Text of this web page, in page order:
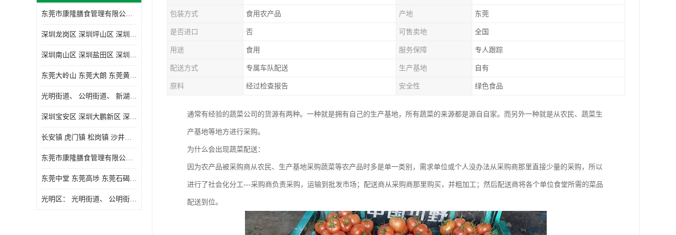
东莞市康隆膳食管理有限公司主要经营蔬菜配送 东莞食堂承包 光明蔬菜配送 深圳市食堂承包 深圳市蔬菜配送等业务 欢迎咨询了解
深圳龙岗区 深圳坪山区 深圳光明区 深圳龙华区
深圳南山区 深圳盐田区 深圳福田区 深圳罗湖区 深圳龙岗区
东莞大岭山 东莞大朗 东莞黄江 东莞樟木头 蔬菜配送
光明街道、 公明街道、 新湖街道、
深圳宝安区 深圳大鹏新区 深圳特别合作区
长安镇 虎门镇 松岗镇 沙井镇 公明镇 莞城街道 南城街道 东城街道 万江街道 石碣镇 石龙镇 茶山镇 石排镇 企石镇 横沥镇
东莞市康隆膳食管理有限公司 长安蔬菜配送 虎门蔬菜配送 大岭山蔬菜配送
东莞中堂 东莞高埗 东莞石碣 东莞望牛墩 东莞洪梅 东莞道滘 东莞石龙镇 东莞石排镇
光明区： 光明街道、 公明街道、 新湖街道、 凤凰街道、 玉塘街道、 马田街道
包装方式 食用农产品 产地 东莞
是否进口 否 可售卖地 全国
用途 食用 服务保障 专人跟踪
配送方式 专属车队配送 生产基地 自有
原料 经过检查报告 安全性 绿色食品
通常有经验的蔬菜公司的货源有两种。一种就是拥有自己的生产基地，所有蔬菜的来源都是源自自家。而另外一种就是从农民、蔬菜生
产基地等地方进行采购。
为什么会出现蔬菜配送：
因为农产品被采购商从农民、生产基地采购蔬菜等农产品时多是单一类别，需求单位或个人没办法从采购商那里直接少量的采购，所以
进行了社会化分工---采购商负责采购，运输到批发市场；配送商从采购商那里购买，并粗加工；然后配送商将各个单位食堂所需的菜品
配送到位。